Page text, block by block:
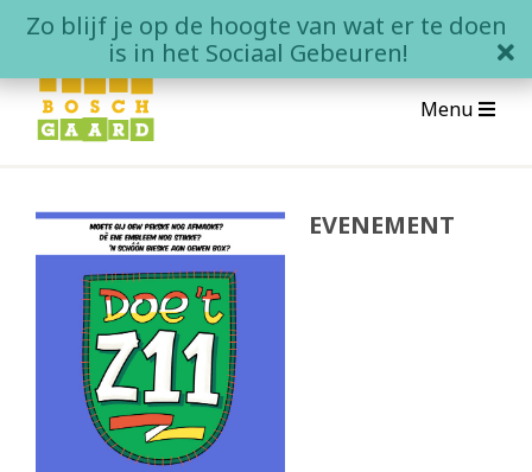
SkipZo blijf je op de hoogte van wat er te doen
is in het Sociaal Gebeuren!
Menu
Wat is Boschgaard?
Wonen in Boschgaard
Contact
Het Sociale Gebeuren
EVENEMENT